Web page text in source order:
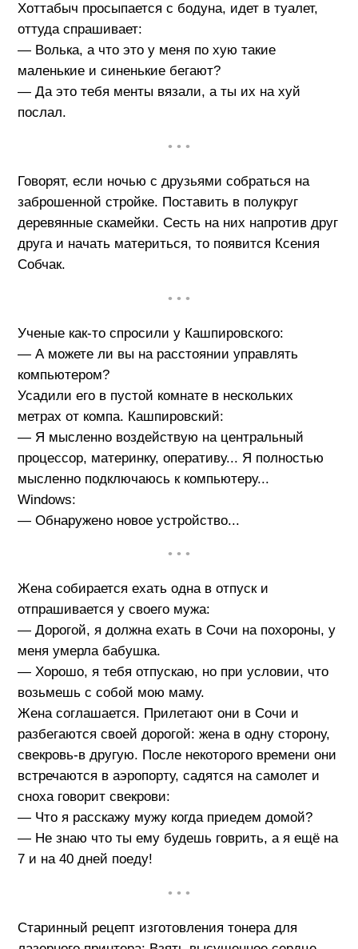
Хоттабыч просыпается с бодуна, идет в туалет,
оттуда спрашивает:
— Волька, а что это у меня по хую такие
маленькие и синенькие бегают?
— Да это тебя менты вязали, а ты их на хуй
послал.
• • •
Говорят, если ночью с друзьями собраться на
заброшенной стройке. Поставить в полукруг
деревянные скамейки. Сесть на них напротив друг
друга и начать материться, то появится Ксения
Собчак.
• • •
Ученые как-то спросили у Кашпировского:
— А можете ли вы на расстоянии управлять
компьютером?
Усадили его в пустой комнате в нескольких
метрах от компа. Кашпировский:
— Я мысленно воздействую на центральный
процессор, материнку, оперативу... Я полностью
мысленно подключаюсь к компьютеру...
Windows:
— Обнаружено новое устройство...
• • •
Жена собирается ехать одна в отпуск и
отпрашивается у своего мужа:
— Дорогой, я должна ехать в Сочи на похороны, у
меня умерла бабушка.
— Хорошо, я тебя отпускаю, но при условии, что
возьмешь с собой мою маму.
Жена соглашается. Прилетают они в Сочи и
разбегаются своей дорогой: жена в одну сторону,
свекровь-в другую. После некоторого времени они
встречаются в аэропорту, садятся на самолет и
сноха говорит свекрови:
— Что я расскажу мужу когда приедем домой?
— Не знаю что ты ему будешь говрить, а я ещё на
7 и на 40 дней поеду!
• • •
Старинный рецепт изготовления тонера для